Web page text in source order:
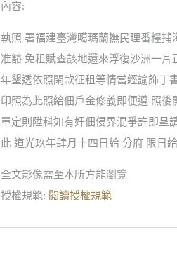
內容:
執照 署福建臺灣噶瑪蘭撫民理番糧
准豁 免租賦查該地還來浮復沙洲一
年墾透依照閑款征租等情當經諭飾丁
印照為此照給佃戶金修義即便遵 照
單定則陞科如有奸佃侵界混爭許即呈
此 道光玖年肆月十四日給 分府 限日給
全文影像需至本所方能瀏覽
授權規範: 閱讀授權規範